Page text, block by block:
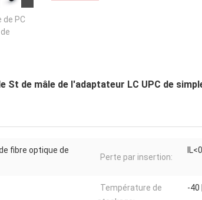
de PC
St de mâle de l'adaptateur LC UPC de
fibre optique de
Perte par insertion:
Température de
-40